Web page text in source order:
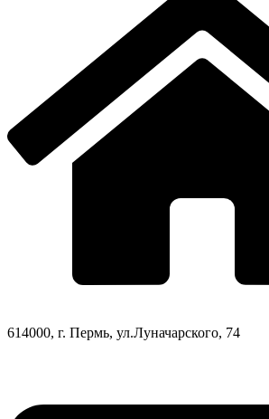
614000, г. Пермь, ул.Луначарского, 74